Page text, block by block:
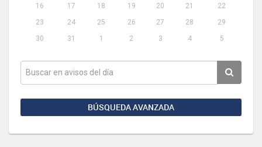
16
17 18 19 20 21
22
23
24 25 26 27 28
29
30
31 1 2 3 4 5
BÚSQUEDA AVANZADA